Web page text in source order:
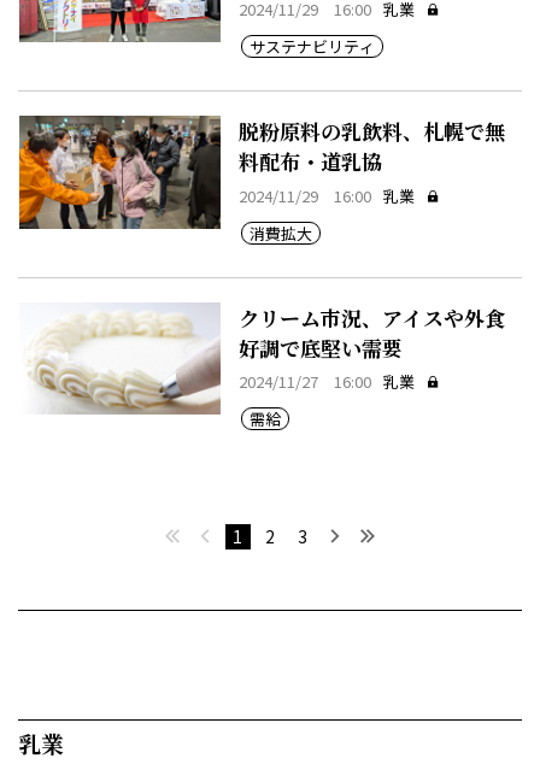
2024/11/29 16:00 乳業
サステナビリティ
脱粉原料の乳飲料、札幌で無
料配布・道乳協
2024/11/29 16:00 乳業
消費拡大
クリーム市況、アイスや外食
好調で底堅い需要
2024/11/27 16:00 乳業
需給
最初へ 前へ
1 2 3 次へ
乳業​